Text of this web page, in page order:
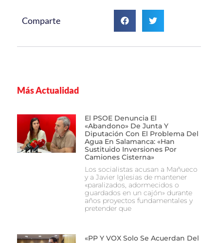
Comparte
Más Actualidad
El PSOE Denuncia El
«abandono» De Junta Y
Diputación Con El Problema Del
Agua En Salamanca: «Han
Sustituido Inversiones Por
Camiones Cisterna»
Los socialistas acusan a Mañueco
y a Javier Iglesias de mantener
«paralizados, adormecidos o
guardados en un cajón» durante
años proyectos fundamentales y
pretender que
«PP Y VOX Solo Se Acuerdan Del